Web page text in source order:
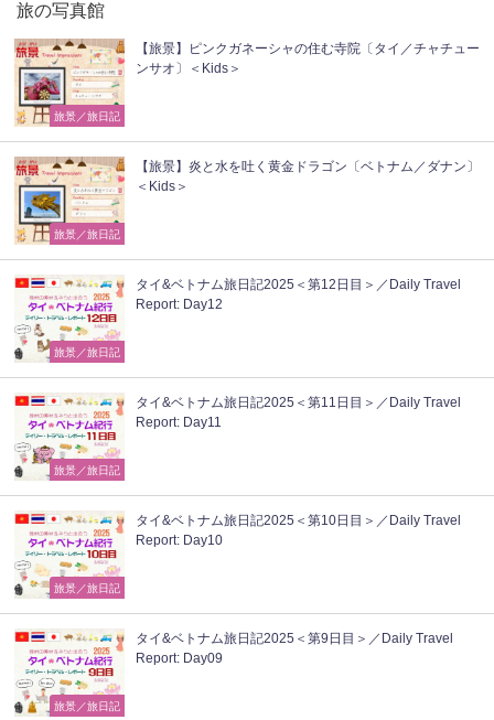
旅の写真館
旅景／旅日記
【旅景】ピンクガネーシャの住む寺院〔タイ／チャチュー
ンサオ〕＜Kids＞
旅景／旅日記
【旅景】炎と水を吐く黄金ドラゴン〔ベトナム／ダナン〕
＜Kids＞
旅景／旅日記
タイ&ベトナム旅日記2025＜第12日目＞／Daily Travel
Report: Day12
旅景／旅日記
タイ&ベトナム旅日記2025＜第11日目＞／Daily Travel
Report: Day11
旅景／旅日記
タイ&ベトナム旅日記2025＜第10日目＞／Daily Travel
Report: Day10
旅景／旅日記
タイ&ベトナム旅日記2025＜第9日目＞／Daily Travel
Report: Day09